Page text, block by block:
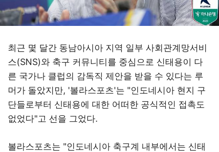
최근 몇 달간 동남아시아 지역 일부 사회관계망서비
스(SNS)와 축구 커뮤니티를 중심으로 신태용이 다
른 국가나 클럽의 감독직 제안을 받을 수 있다는 루
머가 돌았지만, '볼라스포츠'는 "인도네시아 현지 구
단들로부터 신태용에 대한 어떠한 공식적인 접촉도
없었다"고 선을 그었다.
볼라스포츠는 "인도네시아 축구계 내부에서는 신태